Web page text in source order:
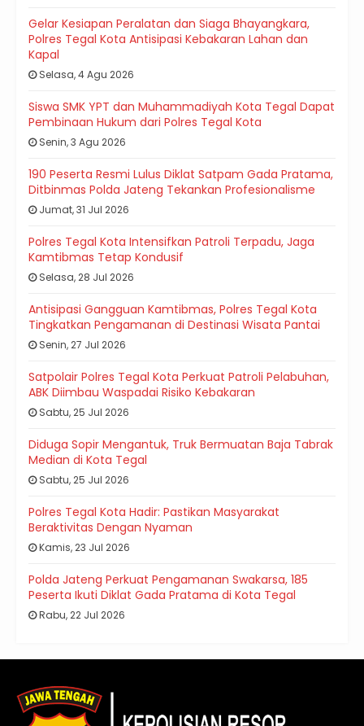
Gelar Kesiapan Peralatan dan Siaga Bhayangkara,
Polres Tegal Kota Antisipasi Kebakaran Lahan dan
Kapal
Selasa, 4 Agu 2026
Siswa SMK YPT dan Muhammadiyah Kota Tegal Dapat
Pembinaan Hukum dari Polres Tegal Kota
Senin, 3 Agu 2026
190 Peserta Resmi Lulus Diklat Satpam Gada Pratama,
Ditbinmas Polda Jateng Tekankan Profesionalisme
Jumat, 31 Jul 2026
Polres Tegal Kota Intensifkan Patroli Terpadu, Jaga
Kamtibmas Tetap Kondusif
Selasa, 28 Jul 2026
Antisipasi Gangguan Kamtibmas, Polres Tegal Kota
Tingkatkan Pengamanan di Destinasi Wisata Pantai
Senin, 27 Jul 2026
Satpolair Polres Tegal Kota Perkuat Patroli Pelabuhan,
ABK Diimbau Waspadai Risiko Kebakaran
Sabtu, 25 Jul 2026
Diduga Sopir Mengantuk, Truk Bermuatan Baja Tabrak
Median di Kota Tegal
Sabtu, 25 Jul 2026
Polres Tegal Kota Hadir: Pastikan Masyarakat
Beraktivitas Dengan Nyaman
Kamis, 23 Jul 2026
Polda Jateng Perkuat Pengamanan Swakarsa, 185
Peserta Ikuti Diklat Gada Pratama di Kota Tegal
Rabu, 22 Jul 2026